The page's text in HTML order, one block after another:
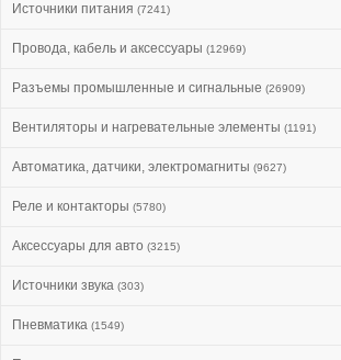
Источники питания (7241)
Провода, кабель и аксессуары (12969)
Разъемы промышленные и сигнальные (26909)
Вентиляторы и нагревательные элементы (1191)
Автоматика, датчики, электромагниты (9627)
Реле и контакторы (5780)
Аксессуары для авто (3215)
Источники звука (303)
Пневматика (1549)